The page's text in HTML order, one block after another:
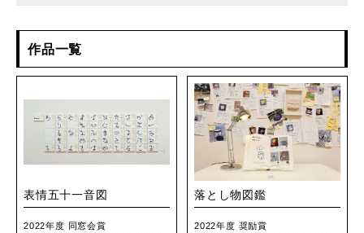
作品一覧
表情五十一音図
2022年度 同窓会賞
落とし物図鑑
2022年度 奨励賞